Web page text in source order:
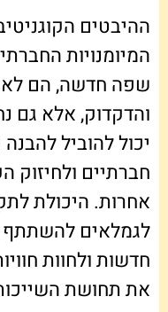
ההיבטים
המיומנויות
שפה חדשה, הם לא
והדקדוק, אלא גם
יכול להוביל
חברתיים ולחיזוק
אחרות. היכולת
לגמלאים להשתתף
חדשות ולחוות
את תחושת